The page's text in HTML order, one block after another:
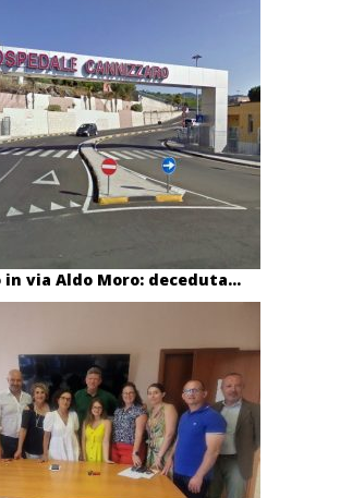
via Aldo Moro: deceduta...